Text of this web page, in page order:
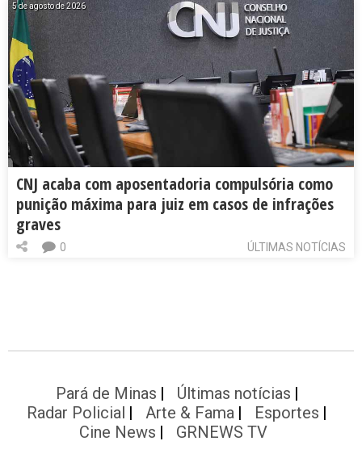
5 de agosto de 2026
CNJ acaba com aposentadoria compulsória como
punição máxima para juiz em casos de infrações
graves
ÚLTIMAS NOTÍCIAS
0
Pará de Minas
Últimas notícias
Radar Policial
Arte & Fama
Esportes
Cine News
GRNEWS TV